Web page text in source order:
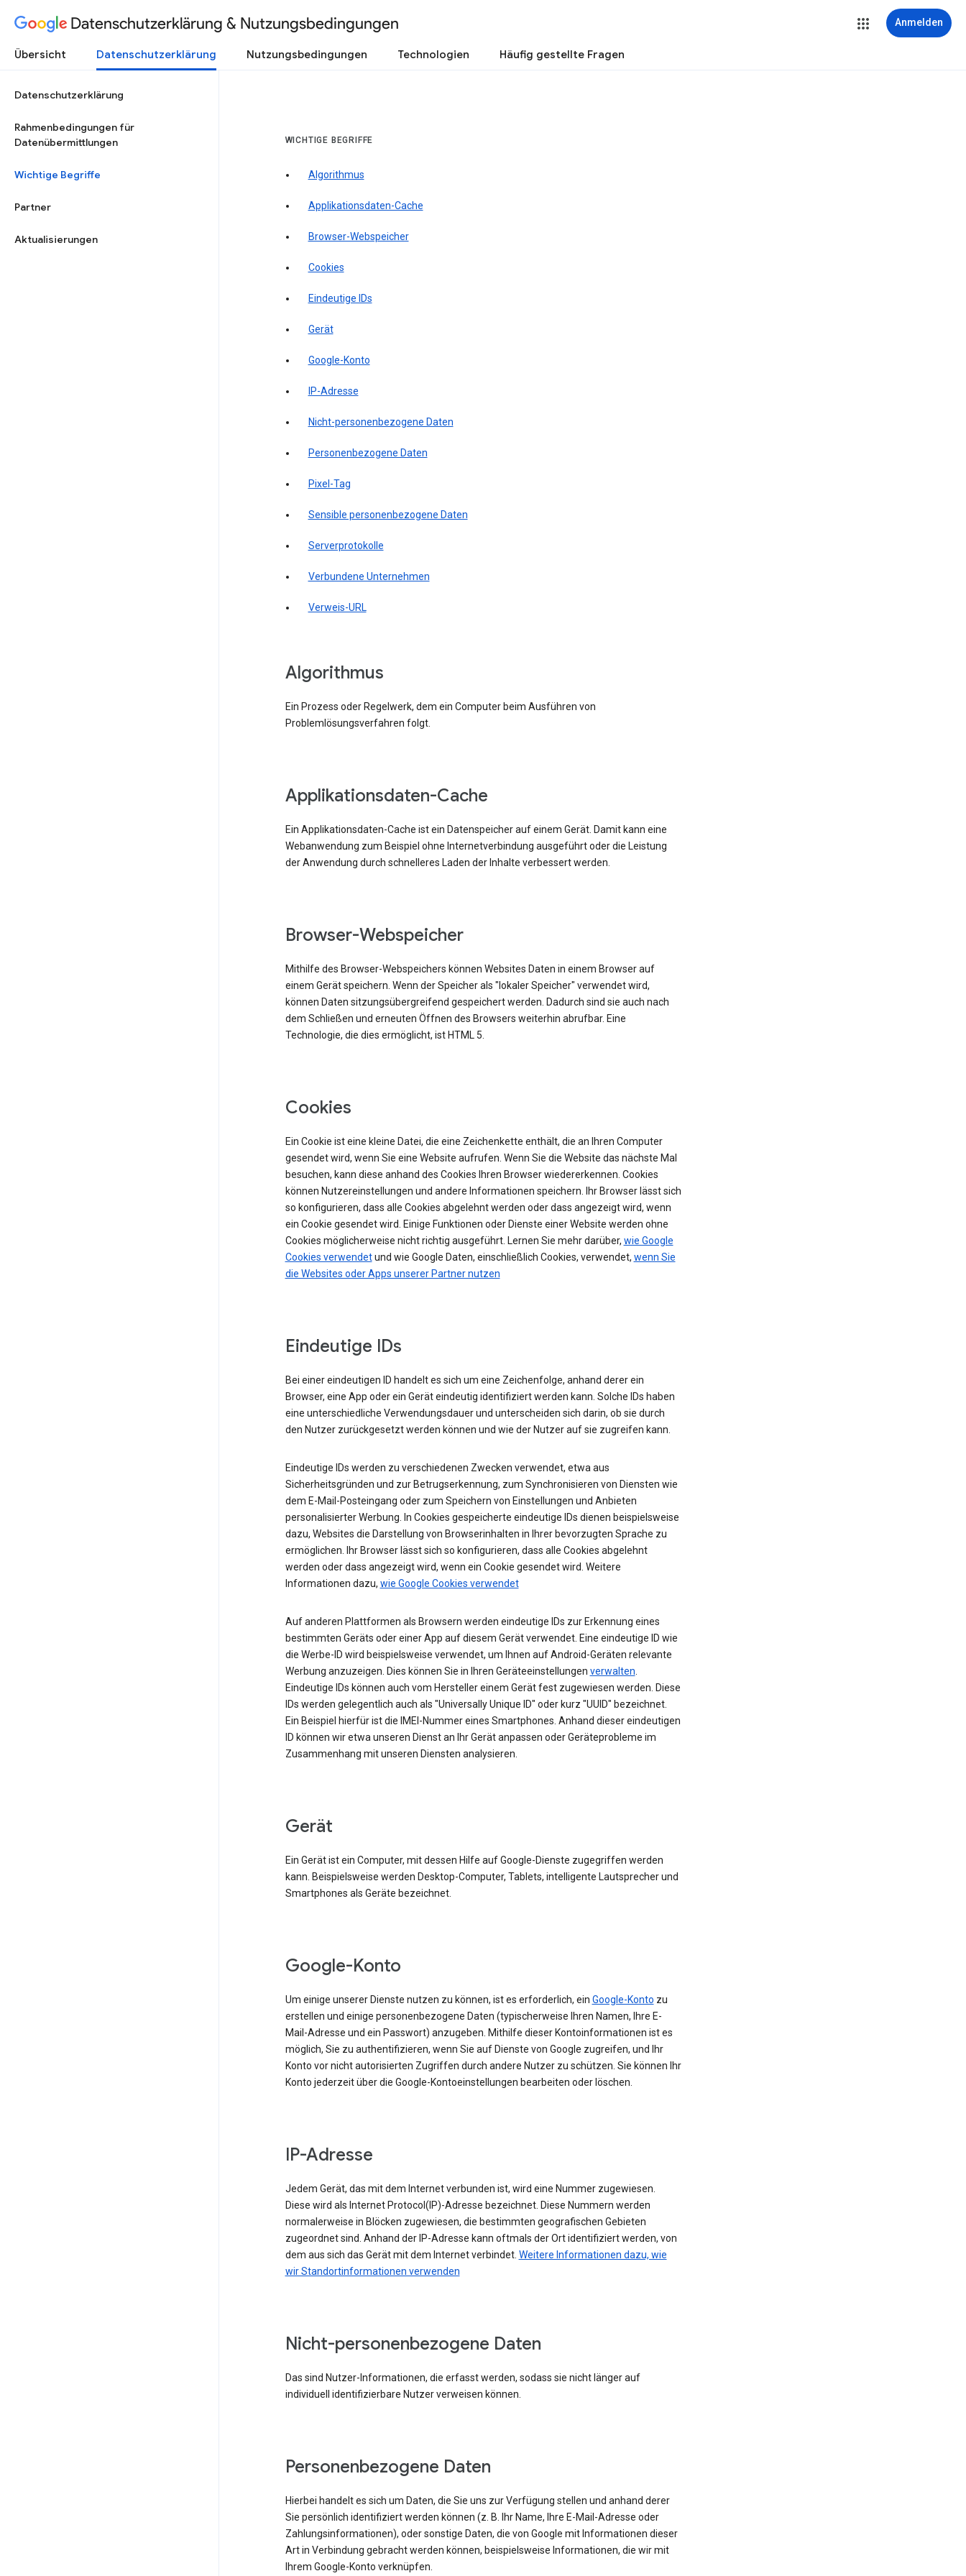
Datenschutzerklärung & Nutzungsbedingungen Anmelden
Übersicht Datenschutzerklärung Nutzungsbedingungen Technologien Häufig gestellte Fragen
Datenschutzerklärung
Rahmenbedingungen für
Datenübermittlungen
Wichtige Begriffe
Partner
Aktualisierungen
WICHTIGE BEGRIFFE
Algorithmus
Applikationsdaten-Cache
Browser-Webspeicher
Cookies
Eindeutige IDs
Gerät
Google-Konto
IP-Adresse
Nicht-personenbezogene Daten
Personenbezogene Daten
Pixel-Tag
Sensible personenbezogene Daten
Serverprotokolle
Verbundene Unternehmen
Verweis-URL
Algorithmus
Ein Prozess oder Regelwerk, dem ein Computer beim Ausführen von
Problemlösungsverfahren folgt.
Applikationsdaten-Cache
Ein Applikationsdaten-Cache ist ein Datenspeicher auf einem Gerät. Damit kann eine
Webanwendung zum Beispiel ohne Internetverbindung ausgeführt oder die Leistung
der Anwendung durch schnelleres Laden der Inhalte verbessert werden.
Browser-Webspeicher
Mithilfe des Browser-Webspeichers können Websites Daten in einem Browser auf
einem Gerät speichern. Wenn der Speicher als "lokaler Speicher" verwendet wird,
können Daten sitzungsübergreifend gespeichert werden. Dadurch sind sie auch nach
dem Schließen und erneuten Öffnen des Browsers weiterhin abrufbar. Eine
Technologie, die dies ermöglicht, ist HTML 5.
Cookies
Ein Cookie ist eine kleine Datei, die eine Zeichenkette enthält, die an Ihren Computer
gesendet wird, wenn Sie eine Website aufrufen. Wenn Sie die Website das nächste Mal
besuchen, kann diese anhand des Cookies Ihren Browser wiedererkennen. Cookies
können Nutzereinstellungen und andere Informationen speichern. Ihr Browser lässt sich
so konfigurieren, dass alle Cookies abgelehnt werden oder dass angezeigt wird, wenn
ein Cookie gesendet wird. Einige Funktionen oder Dienste einer Website werden ohne
Cookies möglicherweise nicht richtig ausgeführt. Lernen Sie mehr darüber, wie Google
Cookies verwendetund wie Google Daten, einschließlich Cookies, verwendet, wenn Sie
die Websites oder Apps unserer Partner nutzen
Eindeutige IDs
Bei einer eindeutigen ID handelt es sich um eine Zeichenfolge, anhand derer ein
Browser, eine App oder ein Gerät eindeutig identifiziert werden kann. Solche IDs haben
eine unterschiedliche Verwendungsdauer und unterscheiden sich darin, ob sie durch
den Nutzer zurückgesetzt werden können und wie der Nutzer auf sie zugreifen kann.
Eindeutige IDs werden zu verschiedenen Zwecken verwendet, etwa aus
Sicherheitsgründen und zur Betrugserkennung, zum Synchronisieren von Diensten wie
dem E-Mail-Posteingang oder zum Speichern von Einstellungen und Anbieten
personalisierter Werbung. In Cookies gespeicherte eindeutige IDs dienen beispielsweise
dazu, Websites die Darstellung von Browserinhalten in Ihrer bevorzugten Sprache zu
ermöglichen. Ihr Browser lässt sich so konfigurieren, dass alle Cookies abgelehnt
werden oder dass angezeigt wird, wenn ein Cookie gesendet wird. Weitere
Informationen dazu, wie Google Cookies verwendet
Auf anderen Plattformen als Browsern werden eindeutige IDs zur Erkennung eines
bestimmten Geräts oder einer App auf diesem Gerät verwendet. Eine eindeutige ID wie
die Werbe-ID wird beispielsweise verwendet, um Ihnen auf Android-Geräten relevante
Werbung anzuzeigen. Dies können Sie in Ihren Geräteeinstellungen verwalten.
Eindeutige IDs können auch vom Hersteller einem Gerät fest zugewiesen werden. Diese
IDs werden gelegentlich auch als "Universally Unique ID" oder kurz "UUID" bezeichnet.
Ein Beispiel hierfür ist die IMEI-Nummer eines Smartphones. Anhand dieser eindeutigen
ID können wir etwa unseren Dienst an Ihr Gerät anpassen oder Geräteprobleme im
Zusammenhang mit unseren Diensten analysieren.
Gerät
Ein Gerät ist ein Computer, mit dessen Hilfe auf Google-Dienste zugegriffen werden
kann. Beispielsweise werden Desktop-Computer, Tablets, intelligente Lautsprecher und
Smartphones als Geräte bezeichnet.
Google-Konto
Um einige unserer Dienste nutzen zu können, ist es erforderlich, ein Google-Konto zu
erstellen und einige personenbezogene Daten (typischerweise Ihren Namen, Ihre E-
Mail-Adresse und ein Passwort) anzugeben. Mithilfe dieser Kontoinformationen ist es
möglich, Sie zu authentifizieren, wenn Sie auf Dienste von Google zugreifen, und Ihr
Konto vor nicht autorisierten Zugriffen durch andere Nutzer zu schützen. Sie können Ihr
Konto jederzeit über die Google-Kontoeinstellungen bearbeiten oder löschen.
IP-Adresse
Jedem Gerät, das mit dem Internet verbunden ist, wird eine Nummer zugewiesen.
Diese wird als Internet Protocol(IP)-Adresse bezeichnet. Diese Nummern werden
normalerweise in Blöcken zugewiesen, die bestimmten geografischen Gebieten
zugeordnet sind. Anhand der IP-Adresse kann oftmals der Ort identifiziert werden, von
dem aus sich das Gerät mit dem Internet verbindet. Weitere Informationen dazu, wie
wir Standortinformationen verwenden
Nicht-personenbezogene Daten
Das sind Nutzer-Informationen, die erfasst werden, sodass sie nicht länger auf
individuell identifizierbare Nutzer verweisen können.
Personenbezogene Daten
Hierbei handelt es sich um Daten, die Sie uns zur Verfügung stellen und anhand derer
Sie persönlich identifiziert werden können (z. B. Ihr Name, Ihre E-Mail-Adresse oder
Zahlungsinformationen), oder sonstige Daten, die von Google mit Informationen dieser
Art in Verbindung gebracht werden können, beispielsweise Informationen, die wir mit
Ihrem Google-Konto verknüpfen.